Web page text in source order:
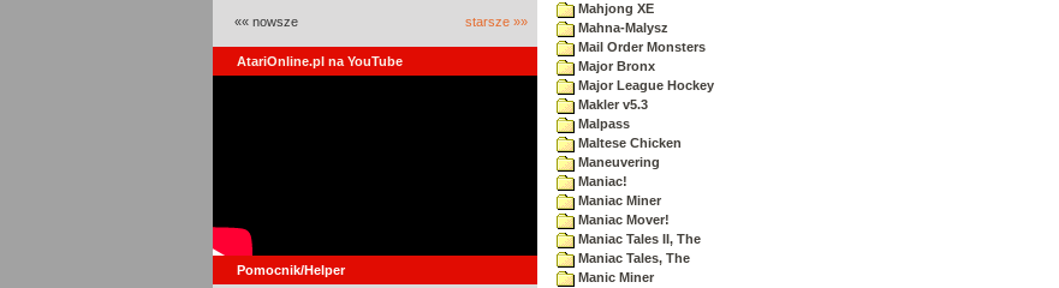
«« nowsze starsze »»
AtariOnline.pl na YouTube
Pomocnik/Helper
Mahjong XE
Mahna-Malysz
Mail Order Monsters
Major Bronx
Major League Hockey
Makler v5.3
Malpass
Maltese Chicken
Maneuvering
Maniac!
Maniac Miner
Maniac Mover!
Maniac Tales II, The
Maniac Tales, The
Manic Miner